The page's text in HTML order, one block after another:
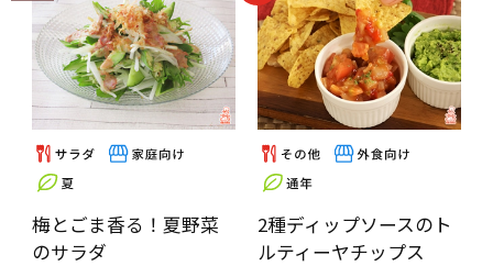
梅とごま香る！夏野菜
のサラダ
2種ディップソースのト
ルティーヤチップス